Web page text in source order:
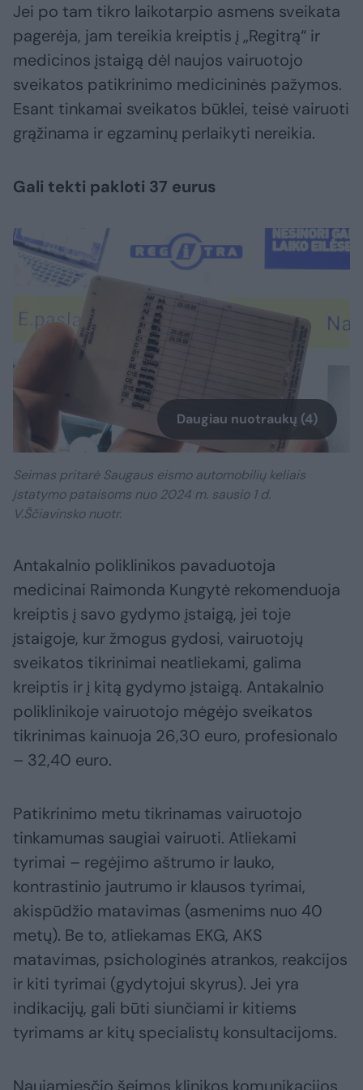
Jei po tam tikro laikotarpio asmens sveikata
pagerėja, jam tereikia kreiptis į „Regitrą“ ir
medicinos įstaigą dėl naujos vairuotojo
sveikatos patikrinimo medicininės pažymos.
Esant tinkamai sveikatos būklei, teisė vairuoti
grąžinama ir egzaminų perlaikyti nereikia.
Gali tekti pakloti 37 eurus
Daugiau nuotraukų (4)
Seimas pritarė Saugaus eismo automobilių keliais
įstatymo pataisoms nuo 2024 m. sausio 1 d.
V.Ščiavinsko nuotr.
Antakalnio poliklinikos pavaduotoja
medicinai Raimonda Kungytė rekomenduoja
kreiptis į savo gydymo įstaigą, jei toje
įstaigoje, kur žmogus gydosi, vairuotojų
sveikatos tikrinimai neatliekami, galima
kreiptis ir į kitą gydymo įstaigą. Antakalnio
poliklinikoje vairuotojo mėgėjo sveikatos
tikrinimas kainuoja 26,30 euro, profesionalo
– 32,40 euro.
Patikrinimo metu tikrinamas vairuotojo
tinkamumas saugiai vairuoti. Atliekami
tyrimai – regėjimo aštrumo ir lauko,
kontrastinio jautrumo ir klausos tyrimai,
akispūdžio matavimas (asmenims nuo 40
metų). Be to, atliekamas EKG, AKS
matavimas, psichologinės atrankos, reakcijos
ir kiti tyrimai (gydytojui skyrus). Jei yra
indikacijų, gali būti siunčiami ir kitiems
tyrimams ar kitų specialistų konsultacijoms.